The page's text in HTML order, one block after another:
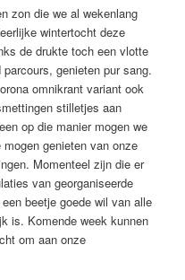
zon die we al wekenlang
wintertocht deze
de drukte toch een vlotte
genieten pur sang.
omnikrant variant ook
stilletjes aan
op die manier mogen we
genieten van onze
Momenteel zijn die er
van georganiseerde
beetje goede wil van alle
is. Komende week kunnen
om aan onze